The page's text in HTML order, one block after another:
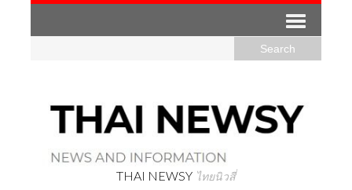
THAI NEWSY ไทยนิวสี่